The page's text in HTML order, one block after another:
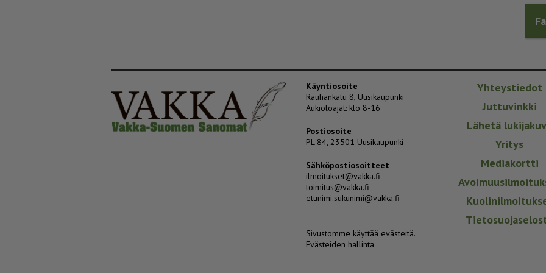
Käyntiosoite
Rauhankatu 8, Uusikaupunki
Aukioloajat: klo 8-16
Postiosoite
PL 84, 23501 Uusikaupunki
Sähköpostiosoitteet
ilmoitukset@vakka.fi
toimitus@vakka.fi
etunimi.sukunimi@vakka.fi
Sivustomme käyttää evästeitä.
Evästeiden hallinta
Yhteystiedot
Juttuvinkki
Lähetä
Yritys
Mediakortti